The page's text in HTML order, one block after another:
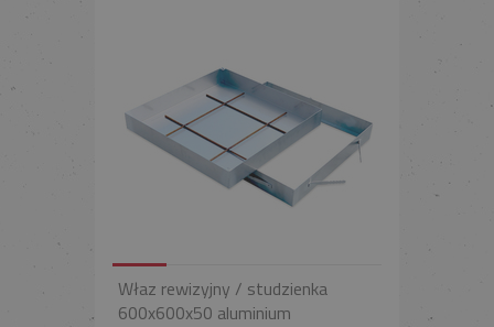
Właz rewizyjny / studzienka
600x600x50 aluminium